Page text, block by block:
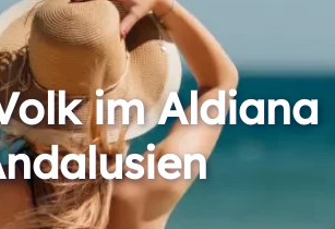
im Aldiana